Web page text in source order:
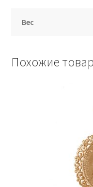
Вес
Похожие